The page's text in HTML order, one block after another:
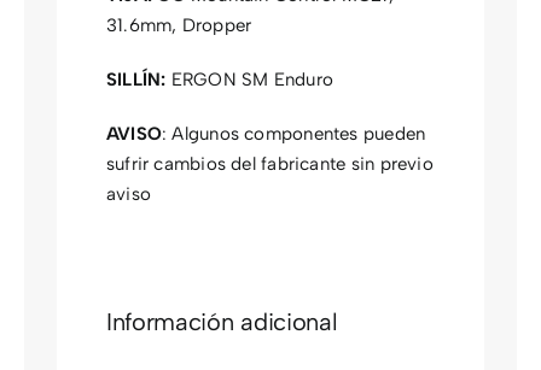
31.6mm, Dropper
SILLÍN: ERGON SM Enduro
AVISO: Algunos componentes pueden
sufrir cambios del fabricante sin previo
aviso
Información adicional